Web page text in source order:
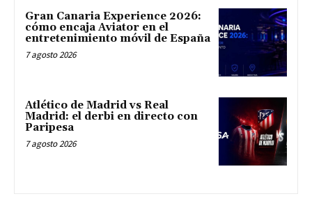
Gran Canaria Experience 2026:
cómo encaja Aviator en el
entretenimiento móvil de España
7 agosto 2026
Atlético de Madrid vs Real
Madrid: el derbi en directo con
Paripesa
7 agosto 2026